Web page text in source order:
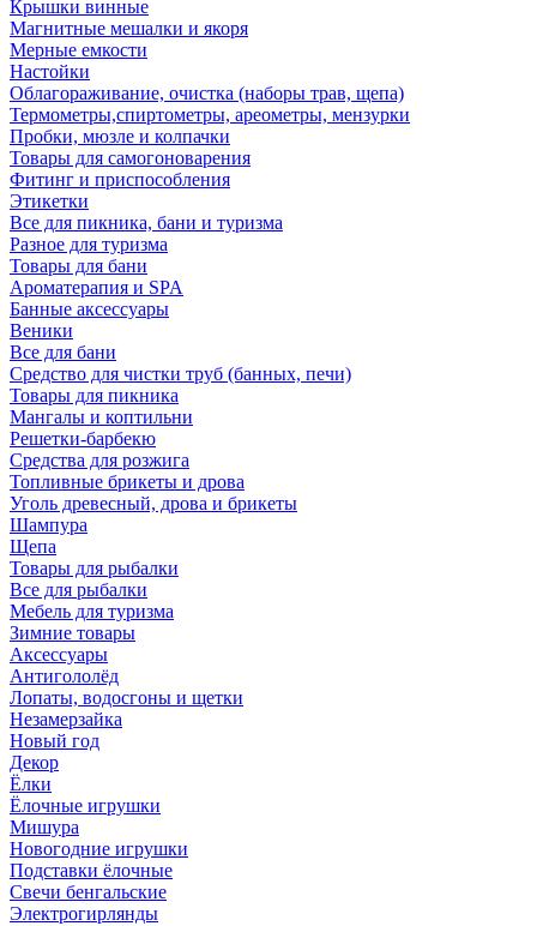
Крышки винные
Магнитные мешалки и якоря
Мерные емкости
Настойки
Облагораживание, очистка (наборы трав, щепа)
Термометры,спиртометры, ареометры, мензурки
Пробки, мюзле и колпачки
Товары для самогоноварения
Фитинг и приспособления
Этикетки
Все для пикника, бани и туризма
Разное для туризма
Товары для бани
Ароматерапия и SPA
Банные аксессуары
Веники
Все для бани
Средство для чистки труб (банных, печи)
Товары для пикника
Мангалы и коптильни
Решетки-барбекю
Средства для розжига
Топливные брикеты и дрова
Уголь древесный, дрова и брикеты
Шампура
Щепа
Товары для рыбалки
Все для рыбалки
Мебель для туризма
Зимние товары
Аксессуары
Антигололёд
Лопаты, водосгоны и щетки
Незамерзайка
Новый год
Декор
Ёлки
Ёлочные игрушки
Мишура
Новогодние игрушки
Подставки ёлочные
Свечи бенгальские
Электрогирлянды